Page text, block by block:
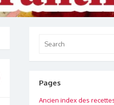
for:
Pages
Ancien index des